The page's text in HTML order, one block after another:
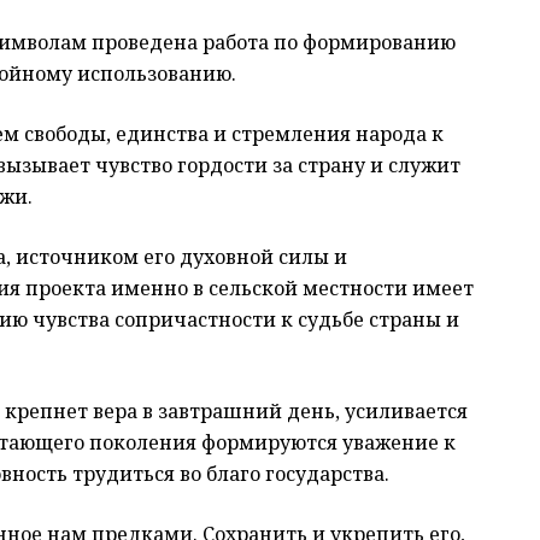
проведена работа по формированию
использованию.
свободы, единства и стремления народа к
чувство гордости за страну и служит
источником его духовной силы и
проекта именно в сельской местности имеет
чувства сопричастности к судьбе страны и
вера в завтрашний день, усиливается
поколения формируются уважение к
трудиться во благо государства.
нам предками. Сохранить и укрепить его,